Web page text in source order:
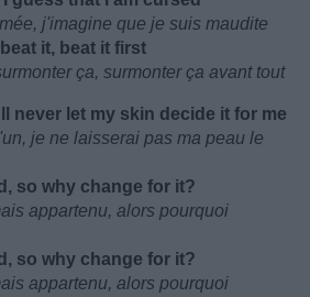
j'imagine que je suis maudite
it, beat it first
ça, surmonter ça avant tout
never let my skin decide it for me
je ne laisserai pas ma peau le
so why change for it?
appartenu, alors pourquoi
so why change for it?
appartenu, alors pourquoi